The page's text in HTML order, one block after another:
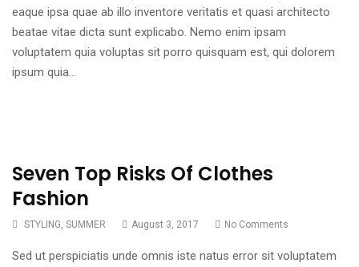
eaque ipsa quae ab illo inventore veritatis et quasi architecto
beatae vitae dicta sunt explicabo. Nemo enim ipsam
voluptatem quia voluptas sit porro quisquam est, qui dolorem
ipsum quia…
Seven Top Risks Of Clothes
Fashion
STYLING SUMMER August 3, 2017 No Comments
Sed ut perspiciatis unde omnis iste natus error sit voluptatem